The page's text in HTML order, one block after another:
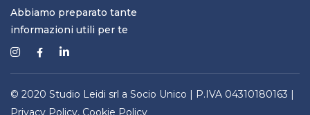
Abbiamo preparato tante
informazioni utili per te
© 2020 Studio Leidi srl a Socio Unico | P.IVA 04310180163 |
Privacy Policy, Cookie Policy